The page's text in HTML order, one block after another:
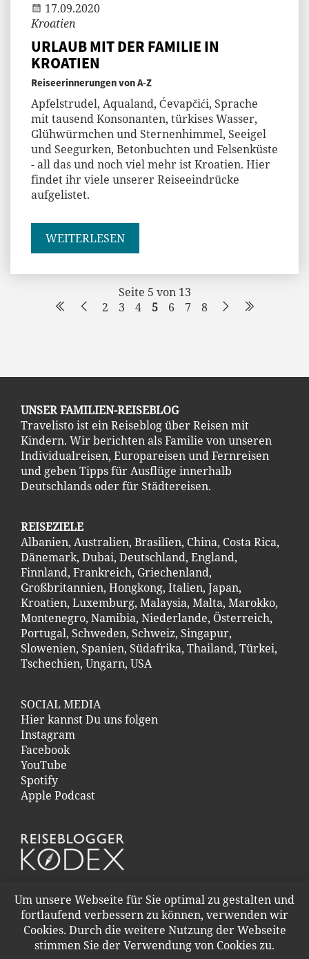
17.09.2020
Kroatien
URLAUB MIT DER FAMILIE IN
KROATIEN
Reiseerinnerungen von A-Z
Apfelstrudel, Aqualand, Ćevapčići, Sprache
mit tausend Konsonanten, türkises Wasser,
Glühwürmchen und Sternenhimmel, Seeigel
und Seegurken, Betonbuchten und Felsenküste
- all das und noch viel mehr ist Kroatien. Hier
findet ihr viele unserer Reiseeindrücke
aufgelistet.
WEITERLESEN
Seite 5 von 13
2
3 4 5 6 7 8
UNSER FAMILIEN-REISEBLOG
Travelisto ist ein Reiseblog über Reisen mit
Kindern. Wir berichten als Familie von unseren
Individualreisen, Europareisen und Fernreisen
und geben Tipps für Ausflüge innerhalb
Deutschlands oder für Städtereisen.
REISEZIELE
Albanien, Australien, Brasilien, China, Costa Rica,
Dänemark, Dubai, Deutschland, England,
Finnland, Frankreich, Griechenland,
Großbritannien, Hongkong, Italien, Japan,
Kroatien, Luxemburg, Malaysia, Malta, Marokko,
Montenegro, Namibia, Niederlande, Österreich,
Portugal, Schweden, Schweiz, Singapur,
Slowenien, Spanien, Südafrika, Thailand, Türkei,
Tschechien, Ungarn, USA
SOCIAL MEDIA
Hier kannst Du uns folgen
Instagram
Facebook
YouTube
Spotify
Apple Podcast
Um unsere Webseite für Sie optimal zu gestalten und
fortlaufend verbessern zu können, verwenden wir
Cookies. Durch die weitere Nutzung der Webseite
stimmen Sie der Verwendung von Cookies zu.